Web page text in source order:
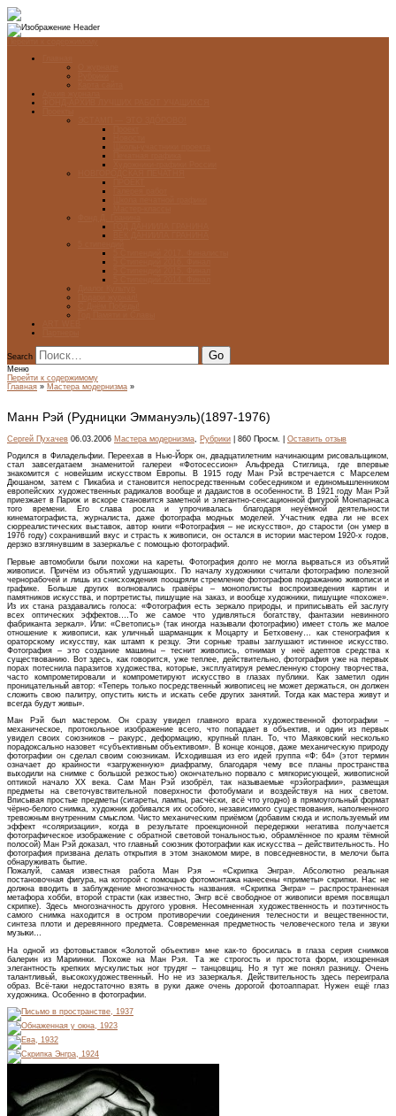
Search
Меню
Перейти к содержимому
Главная » Мастера модернизма »
Манн Рэй (Рудницки Эммануэль)(1897-1976)
Сергей Пухачев 06.03.2006 Мастера модернизма, Рубрики | 860 Просм. | Оставить отзыв
Родился в Филадельфии. Переехав в Нью-Йорк он, двадцатилетним начинающим рисовальщиком,
стал завсегдатаем знаменитой галереи «Фотосессион» Альфреда Стиглица, где впервые
знакомится с новейшим искусством Европы. В 1915 году Ман Рэй встречается с Марселем
Дюшаном, затем с Пикабиа и становится непосредственным собеседником и единомышленником
европейских художественных радикалов вообще и дадаистов в особенности. В 1921 году Ман Рэй
приезжает в Париж и вскоре становится заметной и элегантно-сенсационной фигурой Монпарнаса
того времени. Его слава росла и упрочивалась благодаря неуёмной деятельности
кинематографиста, журналиста, даже фотографа модных моделей. Участник едва ли не всех
сюрреалистических выставок, автор книги «Фотография – не искусство», до старости (он умер в
1976 году) сохранивший вкус и страсть к живописи, он остался в истории мастером 1920-х годов,
дерзко взглянувшим в зазеркалье с помощью фотографий.
Первые автомобили были похожи на кареты. Фотография долго не могла вырваться из объятий
живописи. Причём из объятий удушающих. По началу художники считали фотографию полезной
чернорабочей и лишь из снисхождения поощряли стремление фотографов подражанию живописи и
графике. Больше других волновались гравёры – монополисты воспроизведения картин и
памятников искусства, и портретисты, пишущие на заказ, и вообще художники, пишущие «похоже».
Из их стана раздавались голоса: «Фотография есть зеркало природы, и приписывать ей заслугу
всех оптических эффектов.…То же самое что удивляться богатству, фантазии невинного
фабриканта зеркал». Или: «Светопись» (так иногда называли фотографию) имеет столь же малое
отношение к живописи, как уличный шарманщик к Моцарту и Бетховену… как стенография к
ораторскому искусству, как штамп к резцу. Эти сорные травы заглушают истинное искусство.
Фотография – это создание машины – теснит живопись, отнимая у неё адептов средства к
существованию. Вот здесь, как говорится, уже теплее, действительно, фотография уже на первых
порах потеснила паразитов художества, которые, эксплуатируя ремесленную сторону творчества,
часто компрометировали и компрометируют искусство в глазах публики. Как заметил один
проницательный автор: «Теперь только посредственный живописец не может держаться, он должен
сложить свою палитру, опустить кисть и искать себе других занятий. Тогда как мастера живут и
всегда будут живы».
Ман Рэй был мастером. Он сразу увидел главного врага художественной фотографии –
механическое, протокольное изображение всего, что попадает в объектив, и один из первых
увидел своих союзников – ракурс, деформацию, крупный план. То, что Маяковский несколько
порадоксально назовет «субъективным объективом». В конце концов, даже механическую природу
фотографии он сделал своим союзникам. Исходившая из его идей группа «Ф: 64» (этот термин
означает до крайности «загруженную» диафрагму, благодаря чему все планы пространства
выходили на снимке с большой резкостью) окончательно порвало с мягкорисующей, живописной
оптикой начало XX века. Сам Ман Рэй изобрёл, так называемые «рэйографии», размещая
предметы на светочувствительной поверхности фотобумаги и воздействуя на них светом.
Вписывая простые предметы (сигареты, лампы, расчёски, всё что угодно) в прямоугольный формат
чёрно-белого снимка, художник добивался их особого, независимого существования, наполненного
тревожным внутренним смыслом. Чисто механическим приёмом (добавим сюда и используемый им
эффект «соляризации», когда в результате проекционной передержки негатива получается
фотографическое изображение с обратной световой тональностью, обрамлённое по краям тёмной
полосой) Ман Рэй доказал, что главный союзник фотографии как искусства – действительность. Но
фотография призвана делать открытия в этом знакомом мире, в повседневности, в мелочи быта
обнаруживать бытие.
Пожалуй, самая известная работа Ман Рэя – «Скрипка Энгра». Абсолютно реальная
постановочная фигура, на которой с помощью фотомонтажа нанесены «приметы» скрипки. Нас не
должна вводить в заблуждение многозначность названия. «Скрипка Энгра» – распространенная
метафора хобби, второй страсти (как известно, Энгр всё свободное от живописи время посвящал
скрипке). Здесь многозначность другого уровня. Несомненная художественность и поэтичность
самого снимка находится в остром противоречии соединения телесности и вещественности,
синтеза плоти и деревянного предмета. Современная предметность человеческого тела и звуки
музыки…
На одной из фотовыставок «Золотой объектив» мне как-то бросилась в глаза серия снимков
балерин из Мариинки. Похоже на Ман Рэя. Та же строгость и простота форм, изощренная
элегантность крепких мускулистых ног трудяг – танцовщиц. Но я тут же понял разницу. Очень
талантливый, высокохудожественный. Но не из зазеркалья. Действительность здесь переиграла
образ. Всё-таки недостаточно взять в руки даже очень дорогой фотоаппарат. Нужен ещё глаз
художника. Особенно в фотографии.